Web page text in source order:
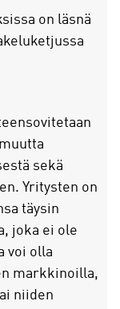
on läsnä
sekä
Yritysten on
täysin
joka ei ole
voi olla
markkinoilla,
niiden